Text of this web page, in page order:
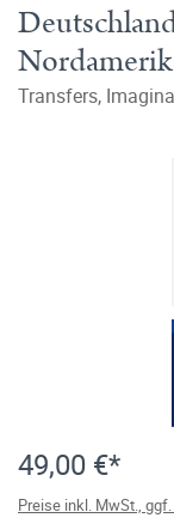
Transfers,
49,00 €*
Preise inkl. MwSt.,